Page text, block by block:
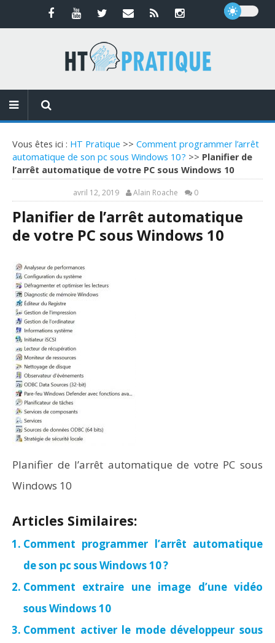
Vous êtes ici : HT Pratique >> Comment programmer l’arrêt
automatique de son pc sous Windows 10 ? >> Planifier de
l’arrêt automatique de votre PC sous Windows 10
avril 12, 2019 Alain Roache 0
Planifier de l’arrêt automatique
de votre PC sous Windows 10
Planifier de l’arrêt automatique de votre PC sous
Windows 10
Articles Similaires:
Comment programmer l’arrêt automatique
de son pc sous Windows 10 ?
Comment extraire une image d’une vidéo
sous Windows 10
Comment activer le mode développeur sous